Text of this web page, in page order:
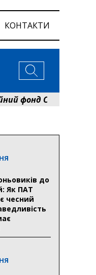
КОНТАКТИ
Сумщини
до
Як ПАТ
чесний